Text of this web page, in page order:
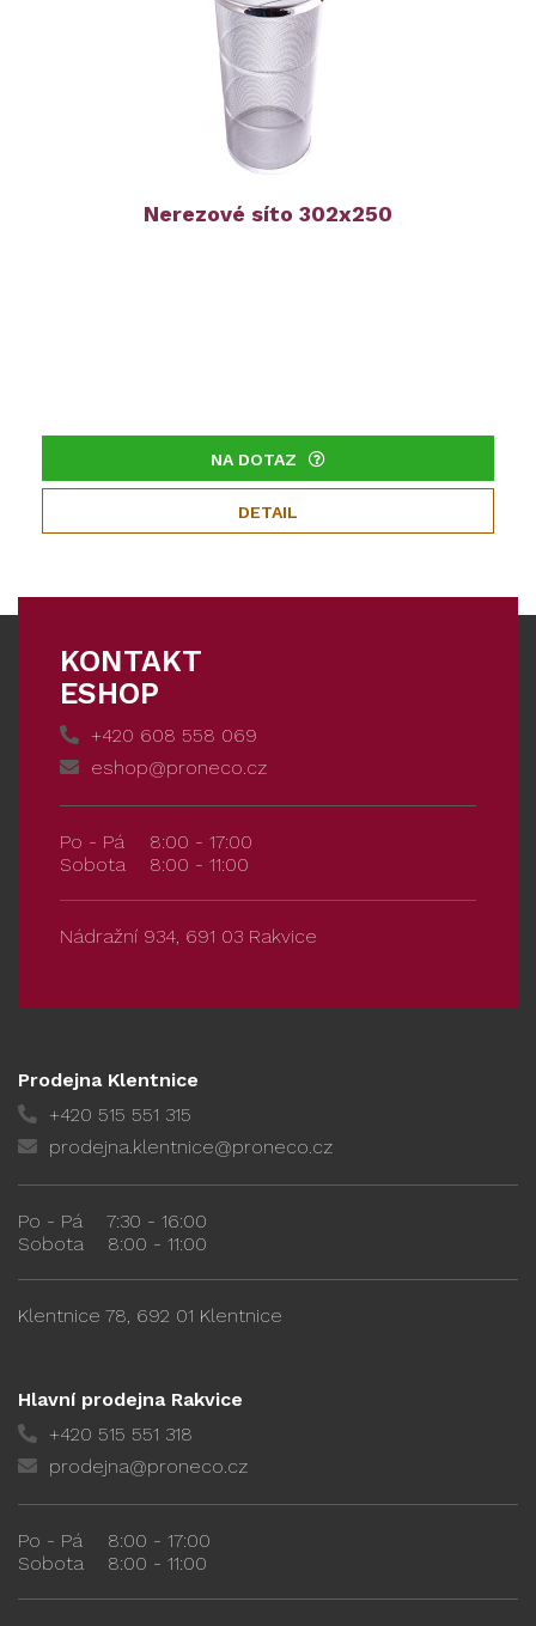
Nerezové síto 302x250
NA DOTAZ
DETAIL
KONTAKT
ESHOP
+420 608 558 069
eshop@proneco.cz
Po - Pá
8:00 - 17:00
Sobota
8:00 - 11:00
Nádražní 934, 691 03 Rakvice
Prodejna Klentnice
+420 515 551 315
prodejna.klentnice@proneco.cz
Po - Pá
7:30 - 16:00
Sobota
8:00 - 11:00
Klentnice 78, 692 01 Klentnice
Hlavní prodejna Rakvice
+420 515 551 318
prodejna@proneco.cz
Po - Pá
8:00 - 17:00
Sobota
8:00 - 11:00